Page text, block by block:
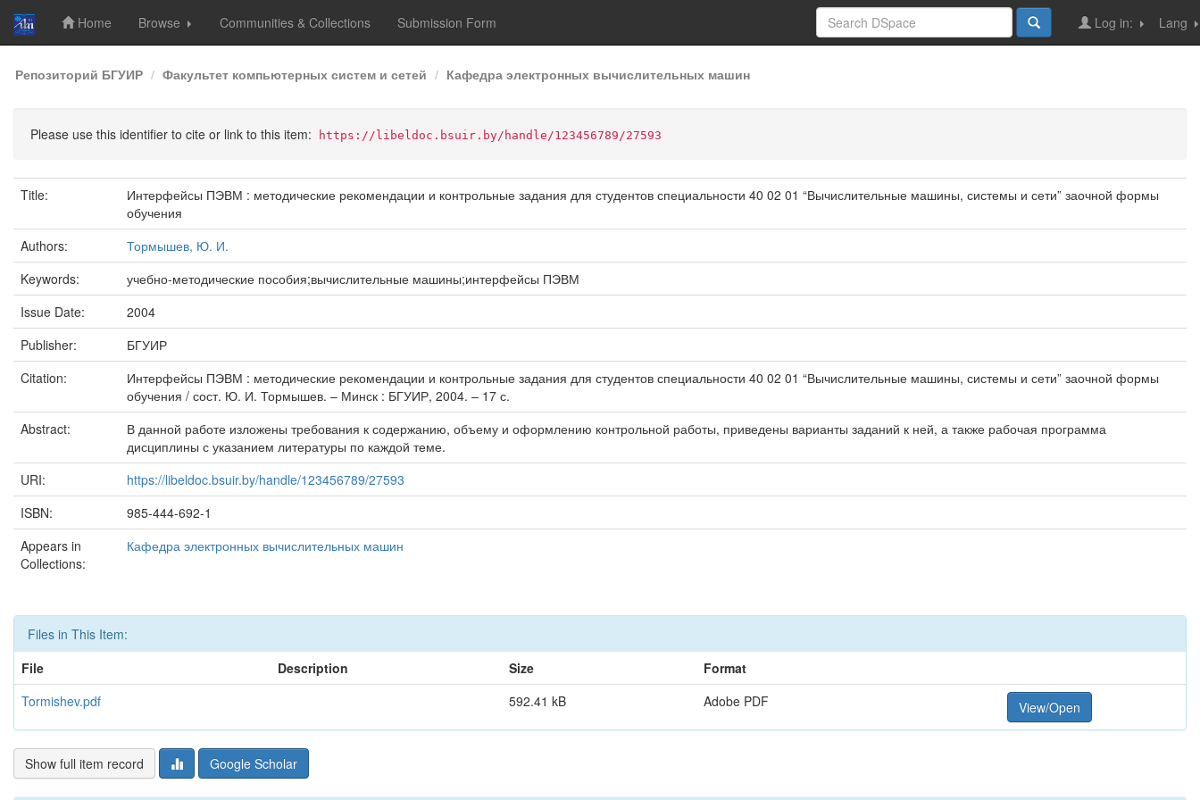
Skip
navigation
Home Browse Communities & Collections Submission Form Lang
Log in:
Репозиторий БГУИР Факультет компьютерных систем и сетей Кафедра электронных вычислительных машин
Please use this identifier to cite or link to this item: https://libeldoc.bsuir.by/handle/123456789/27593
Title:
Интерфейсы ПЭВМ : методические рекомендации и контрольные задания для студентов специальности 40 02 01 “Вычислительные машины, системы и сети” заочной формы
обучения
Authors:
Тормышев, Ю. И.
Keywords:
учебно-методические пособия;вычислительные машины;интерфейсы ПЭВМ
Issue Date:
2004
Publisher:
БГУИР
Citation:
Интерфейсы ПЭВМ : методические рекомендации и контрольные задания для студентов специальности 40 02 01 “Вычислительные машины, системы и сети” заочной формы
обучения / сост. Ю. И. Тормышев. – Минск : БГУИР, 2004. – 17 с.
Abstract:
В данной работе изложены требования к содержанию, объему и оформлению контрольной работы, приведены варианты заданий к ней, а также рабочая программа
дисциплины с указанием литературы по каждой теме.
URI:
https://libeldoc.bsuir.by/handle/123456789/27593
ISBN:
985-444-692-1
Appears in
Collections:
Кафедра электронных вычислительных машин
Files in This Item:
File
Description Size
Format
Tormishev.pdf
592.41 kB Adobe PDF View/Open
Show full item record Google Scholar